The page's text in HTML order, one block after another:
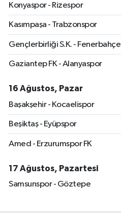
Konyaspor - Rizespor
Kasımpaşa - Trabzonspor
Gençlerbirliği S.K. - Fenerbahçe
Gaziantep FK - Alanyaspor
16 Ağustos, Pazar
Başakşehir - Kocaelispor
Beşiktaş - Eyüpspor
Amed - Erzurumspor FK
17 Ağustos, Pazartesi
Samsunspor - Göztepe